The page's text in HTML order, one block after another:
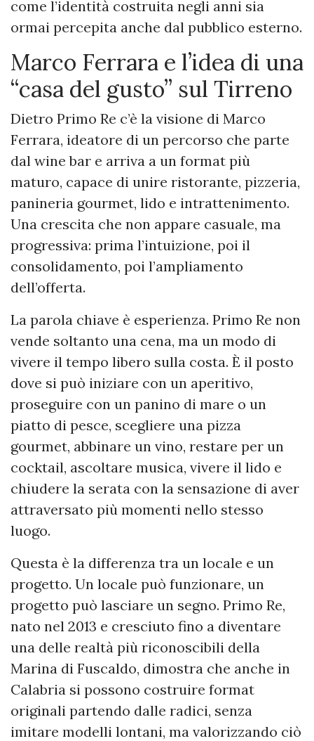
come l’identità costruita negli anni sia
ormai percepita anche dal pubblico esterno.
Marco Ferrara e l’idea di una
“casa del gusto” sul Tirreno
Dietro Primo Re c’è la visione di Marco
Ferrara, ideatore di un percorso che parte
dal wine bar e arriva a un format più
maturo, capace di unire ristorante, pizzeria,
panineria gourmet, lido e intrattenimento.
Una crescita che non appare casuale, ma
progressiva: prima l’intuizione, poi il
consolidamento, poi l’ampliamento
dell’offerta.
La parola chiave è esperienza. Primo Re non
vende soltanto una cena, ma un modo di
vivere il tempo libero sulla costa. È il posto
dove si può iniziare con un aperitivo,
proseguire con un panino di mare o un
piatto di pesce, scegliere una pizza
gourmet, abbinare un vino, restare per un
cocktail, ascoltare musica, vivere il lido e
chiudere la serata con la sensazione di aver
attraversato più momenti nello stesso
luogo.
Questa è la differenza tra un locale e un
progetto. Un locale può funzionare, un
progetto può lasciare un segno. Primo Re,
nato nel 2013 e cresciuto fino a diventare
una delle realtà più riconoscibili della
Marina di Fuscaldo, dimostra che anche in
Calabria si possono costruire format
originali partendo dalle radici, senza
imitare modelli lontani, ma valorizzando ciò